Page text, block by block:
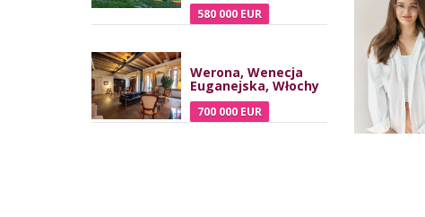
580 000 EUR
Werona, Wenecja
Euganejska, Włochy
700 000 EUR